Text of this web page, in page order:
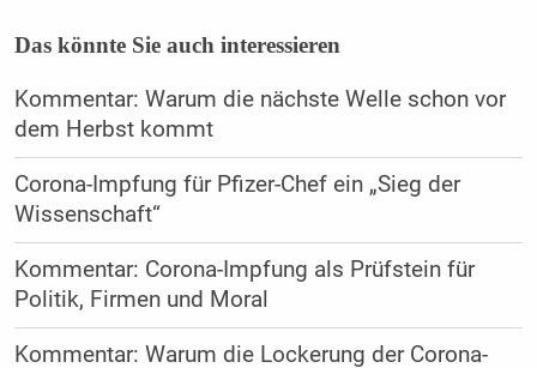
Das könnte Sie auch interessieren
Kommentar: Warum die nächste Welle schon vor
dem Herbst kommt
Corona-Impfung für Pfizer-Chef ein „Sieg der
Wissenschaft“
Kommentar: Corona-Impfung als Prüfstein für
Politik, Firmen und Moral
Kommentar: Warum die Lockerung der Corona-